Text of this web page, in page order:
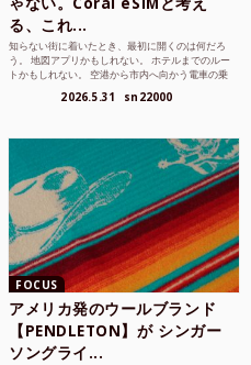
る、これ...
知らない街に着いたとき、最初に開くのは何だろ
う。 地図アプリかもしれない。 ホテルまでのルー
トかもしれない。 空港から市内へ向かう電車の乗
2026.5.31 sn22000
FOCUS
アメリカ発のウールブランド
【PENDLETON】が シンガー
ソングライ...